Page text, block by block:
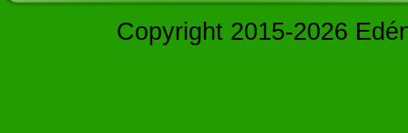
Copyright 2015-2026